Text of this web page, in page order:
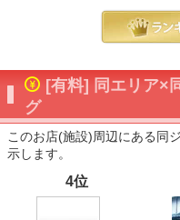
[有料] 同エリア×
グ
このお店(施設)周辺にある同
示します。
4位